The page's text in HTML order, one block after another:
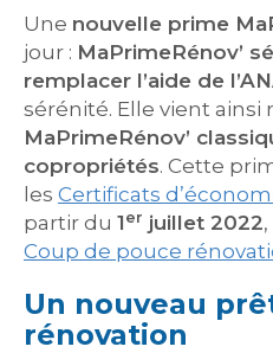
Une nouvelle prime
jour : MaPrimeRénov’
remplacer l’aide de
sérénité. Elle vient ainsi
MaPrimeRénov’
copropriétés. Cette
les Certificats
partir du 1er juillet 2022
Coup de pouce
Un nouveau
rénovation